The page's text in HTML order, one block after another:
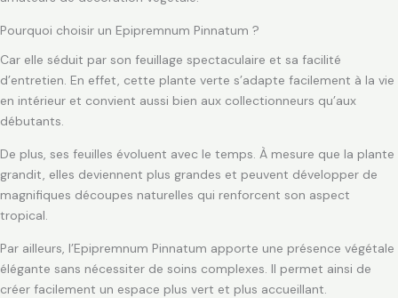
Pourquoi choisir un Epipremnum Pinnatum ?
Car elle séduit par son feuillage spectaculaire et sa facilité
d’entretien. En effet, cette plante verte s’adapte facilement à la vie
en intérieur et convient aussi bien aux collectionneurs qu’aux
débutants.
De plus, ses feuilles évoluent avec le temps. À mesure que la plante
grandit, elles deviennent plus grandes et peuvent développer de
magnifiques découpes naturelles qui renforcent son aspect
tropical.
Par ailleurs, l’Epipremnum Pinnatum apporte une présence végétale
élégante sans nécessiter de soins complexes. Il permet ainsi de
créer facilement un espace plus vert et plus accueillant.